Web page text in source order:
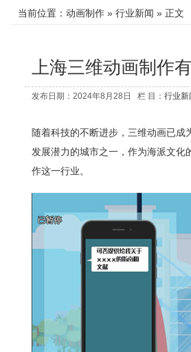
当前位置： 动画制作 » 行业新闻 » 正文
上海三维动画制作
发布日期：2024年8月28日 栏 目： 行业新
随着科技的不断进步，三维动画已
发展潜力的城市之一，作为海派文
作这一行业。